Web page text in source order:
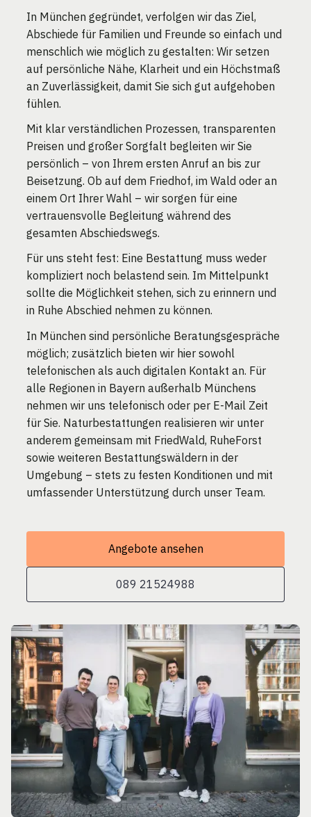
In München gegründet, verfolgen wir das Ziel,
Abschiede für Familien und Freunde so einfach und
menschlich wie möglich zu gestalten: Wir setzen
auf persönliche Nähe, Klarheit und ein Höchstmaß
an Zuverlässigkeit, damit Sie sich gut aufgehoben
fühlen.
Mit klar verständlichen Prozessen, transparenten
Preisen und großer Sorgfalt begleiten wir Sie
persönlich – von Ihrem ersten Anruf an bis zur
Beisetzung. Ob auf dem Friedhof, im Wald oder an
einem Ort Ihrer Wahl – wir sorgen für eine
vertrauensvolle Begleitung während des
gesamten Abschiedswegs.
Für uns steht fest: Eine Bestattung muss weder
kompliziert noch belastend sein. Im Mittelpunkt
sollte die Möglichkeit stehen, sich zu erinnern und
in Ruhe Abschied nehmen zu können.
In München sind persönliche Beratungsgespräche
möglich; zusätzlich bieten wir hier sowohl
telefonischen als auch digitalen Kontakt an. Für
alle Regionen in Bayern außerhalb Münchens
nehmen wir uns telefonisch oder per E-Mail Zeit
für Sie. Naturbestattungen realisieren wir unter
anderem gemeinsam mit FriedWald, RuheForst
sowie weiteren Bestattungswäldern in der
Umgebung – stets zu festen Konditionen und mit
umfassender Unterstützung durch unser Team.
Angebote ansehen
089 21524988